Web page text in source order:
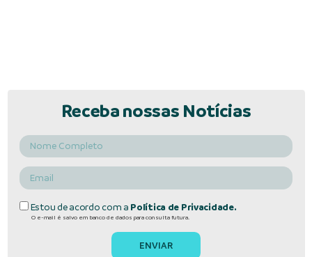
Receba nossas Notícias
Estou de acordo com a Política de Privacidade.
O e-mail é salvo em banco de dados para consulta futura.